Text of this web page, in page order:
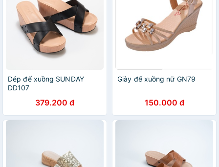
Dép đế xuồng SUNDAY
DD107
379.200 đ
Giày đế xuồng nữ GN79
150.000 đ